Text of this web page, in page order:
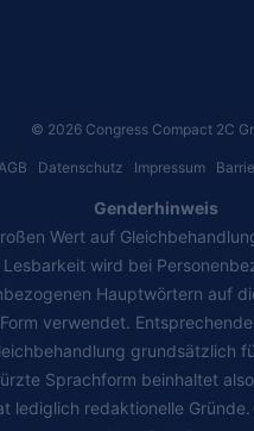
© 2026 Congress Compact 2C
Datenschutz Impressum
Genderhinweis
Wert auf
Lesbarkeit wird bei
Hauptwörtern auf
verwendet.
grundsätzlich
Sprachform beinhaltet
lediglich redaktionelle